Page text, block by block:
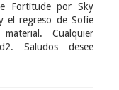
Fortitude por Sky
el regreso de Sofie
Cualquier
Saludos desee